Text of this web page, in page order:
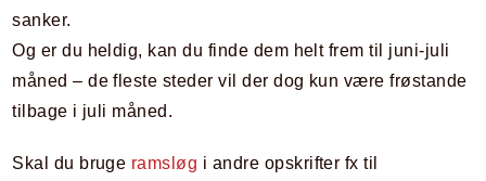
sanker.
Og er du heldig, kan du finde dem helt frem til juni-juli
måned – de fleste steder vil der dog kun være frøstande
tilbage i juli måned.
Skal du bruge ramsløg i andre opskrifter fx til